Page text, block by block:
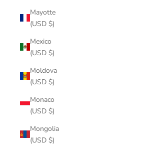
Mayotte
(USD $)
Mexico
(USD $)
Moldova
(USD $)
Monaco
(USD $)
Mongolia
(USD $)